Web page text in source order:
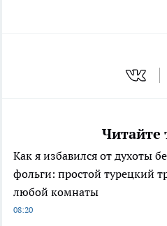
Читайте
Как я избавился от духоты
фольги: простой турецкий
любой комнаты
08:20